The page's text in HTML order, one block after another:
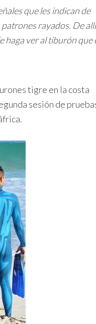
que les indican de
rayados. De
haga ver al tiburón que
tigre en la costa
sesión de